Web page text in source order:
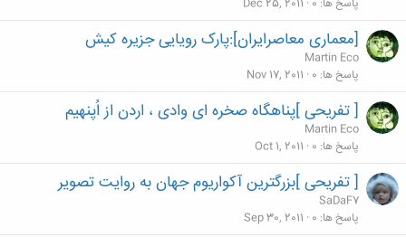
پاسخ ها 0
Dec 25, 2011
[معماری معاصرایران]:پارک رویایی جزیره کیش
Martin Eco
پاسخ ها 0
Nov 17, 2011
[ تفریحی ]پناهگاه صخره ای وادی ، اردن از اُپنهیم
Martin Eco
پاسخ ها 0
Oct 1, 2011
[ تفریحی ]بزرگترین آکواریوم جهان به روایت تصویر
SaDaF7
پاسخ ها 0
Sep 30, 2011